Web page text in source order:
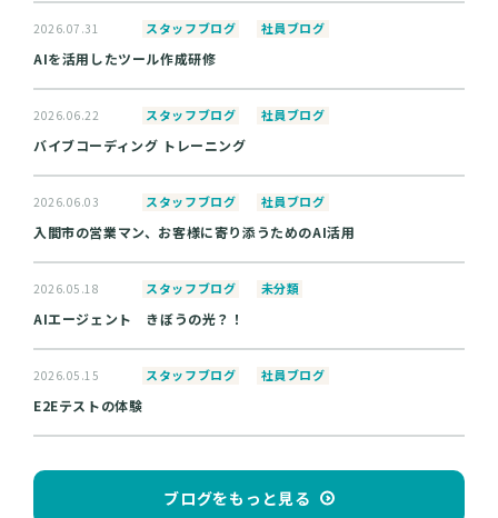
2026.07.31 スタッフブログ 社員ブログ
AIを活用したツール作成研修
2026.06.22 スタッフブログ 社員ブログ
バイブコーディング トレーニング
2026.06.03 スタッフブログ 社員ブログ
入間市の営業マン、お客様に寄り添うためのAI活用
2026.05.18 スタッフブログ 未分類
AIエージェント きぼうの光？！
2026.05.15 スタッフブログ 社員ブログ
E2Eテストの体験
ブログをもっと見る